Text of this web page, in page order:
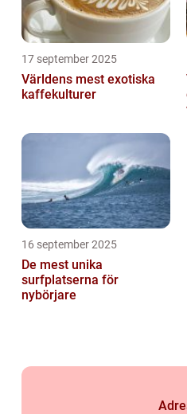
17 september 2025
Världens mest exotiska
kaffekulturer
16 september 2025
De mest unika
surfplatserna för
nybörjare